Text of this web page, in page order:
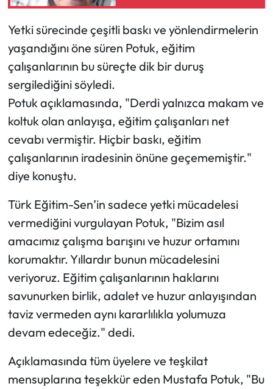
Yetki sürecinde çeşitli baskı ve yönlendirmelerin
yaşandığını öne süren Potuk, eğitim
çalışanlarının bu süreçte dik bir duruş
sergilediğini söyledi.
Potuk açıklamasında, "Derdi yalnızca makam ve
koltuk olan anlayışa, eğitim çalışanları net
cevabı vermiştir. Hiçbir baskı, eğitim
çalışanlarının iradesinin önüne geçememiştir."
diye konuştu.
Türk Eğitim-Sen’in sadece yetki mücadelesi
vermediğini vurgulayan Potuk, "Bizim asıl
amacımız çalışma barışını ve huzur ortamını
korumaktır. Yıllardır bunun mücadelesini
veriyoruz. Eğitim çalışanlarının haklarını
savunurken birlik, adalet ve huzur anlayışından
taviz vermeden aynı kararlılıkla yolumuza
devam edeceğiz." dedi.
Açıklamasında tüm üyelere ve teşkilat
mensuplarına teşekkür eden Mustafa Potuk, "Bu
Osmancık Haberleri
Otomotiv
Resmi İlan
Resmi Reklam
Siyaset
Sungurlu Haberleri
Turizm
Uğurludağ Haberleri
Yaşam
Yemek Tarifleri